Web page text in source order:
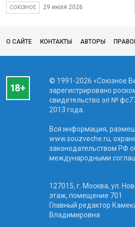
СОЮЗНОЕ 29 июля 2026
О САЙТЕ КОНТАКТЫ АВТОРЫ
© 1991-2026 «Союзное
зарегистрировано
свидетельство эл №
2013 года.
Вся информация,
www.souzveche.ru,
законодательством РФ
международными
127015, г. Москва, ул.
этаж, помещение 701
Главный редактор
Владимировна